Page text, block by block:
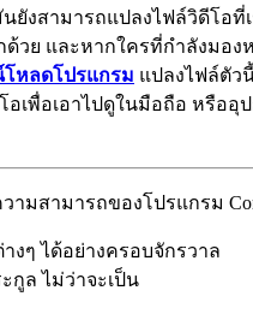
ยังสามารถแปลงไฟล์วิดีโอที่
วย และหากใครที่กำลังมอง
โหลดโปรแกรม แปลงไฟล์ตัว
เพื่อเอาไปดูในมือถือ หรือ
ามสามารถของโปรแกรม
งๆ ได้อย่างครอบจักรวาล
กูล ไม่ว่าจะเป็น